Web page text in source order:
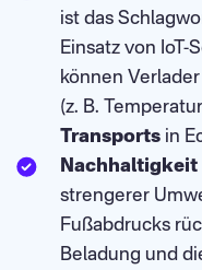
ist das
Einsatz von
können
(z. B.
Transports in
Nachhaltigkeit
strengerer
Fußabdrucks
Beladung und